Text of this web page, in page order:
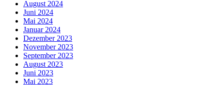
August 2024
Juni 2024
Mai 2024
Januar 2024
Dezember 2023
November 2023
September 2023
August 2023
Juni 2023
Mai 2023